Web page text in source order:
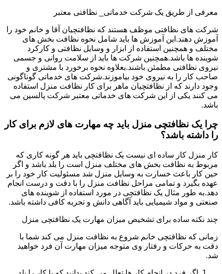
معرفی از طریق یک شرکت خدماتی_ نظافتی معتبر
شرکت های نظافتی موظف هستند که نظافتچیان آقا و خانم خود را
آموزش دهند.این آموزش ها باید شامل نحوه نظافت بخش های
مختلف و همچنین استفاده از ابزار و وسایل نظافتی و کارکرد
شوینده ها باشد.همچنین شرکت ها باید از سلامت روانی و جسمی
نیروی نظافتی مطمئن باشند.بعلاوه نحوه برخورد با مشتری و
صاحب کار را به نیروی خود بیاموزند.شرکت های خدماتی گوناگونی
وجود دارند که از نظافتچیان ماهر برای کار نظافت منزل استفاده
می کنند یکی از این شرکت های خدماتی معتبر شرکت پالسین می
باشد.
چرا یک نظافتچی منزل باید چه مهارت های لازم برای کار
را داشته باشد؟
کار منزل کار ساده ای نیست یک نظافتچی باید هر گونه کاری که
مربوط به نظافت بخش های مختلف منزل است را بلد باشد و اگر
حین کار باعث خسارت به وسایل منزل شد مسئولیت کار خود را بر
عهده بگیرد و تمامی مراحل نظافت منزل را با دقت و درست انجام
دهد.به طور مثال یک نظافتچی در مورد استفاده از شوینده های
صنعتی و مواد شیمیایی باید آگاهی دانش و تجربه کافی داشته باشد.
چند نکته ساده برای تشخیص میزان مهارت یک نظافتچی منزل
زمانی که نظافتچی خانم شروع به نظافت منزل می کند شما با
دقت به حرکات و رفتار وی متوجه میزان مهارت آن فرد خواهید
شد.